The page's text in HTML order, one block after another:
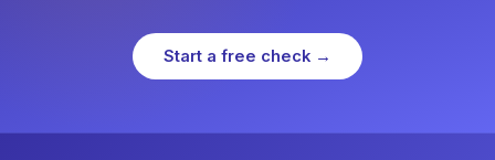
Start a free check →